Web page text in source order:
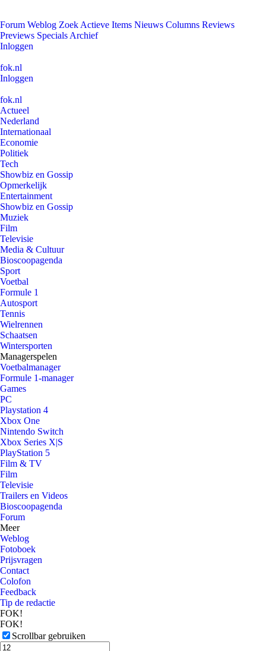
Forum Weblog Zoek Actieve Items Nieuws Columns Reviews
Previews Specials Archief
Inloggen
fok.nl
Inloggen
fok.nl
Actueel
Nederland
Internationaal
Economie
Politiek
Tech
Showbiz en Gossip
Opmerkelijk
Entertainment
Showbiz en Gossip
Muziek
Film
Televisie
Media & Cultuur
Bioscoopagenda
Sport
Voetbal
Formule 1
Autosport
Tennis
Wielrennen
Schaatsen
Wintersporten
Managerspelen
Voetbalmanager
Formule 1-manager
Games
PC
Playstation 4
Xbox One
Nintendo Switch
Xbox Series X|S
PlayStation 5
Film & TV
Film
Televisie
Trailers en Videos
Bioscoopagenda
Forum
Meer
Weblog
Fotoboek
Prijsvragen
Contact
Colofon
Feedback
Tip de redactie
FOK!
FOK!
Scrollbar gebruiken